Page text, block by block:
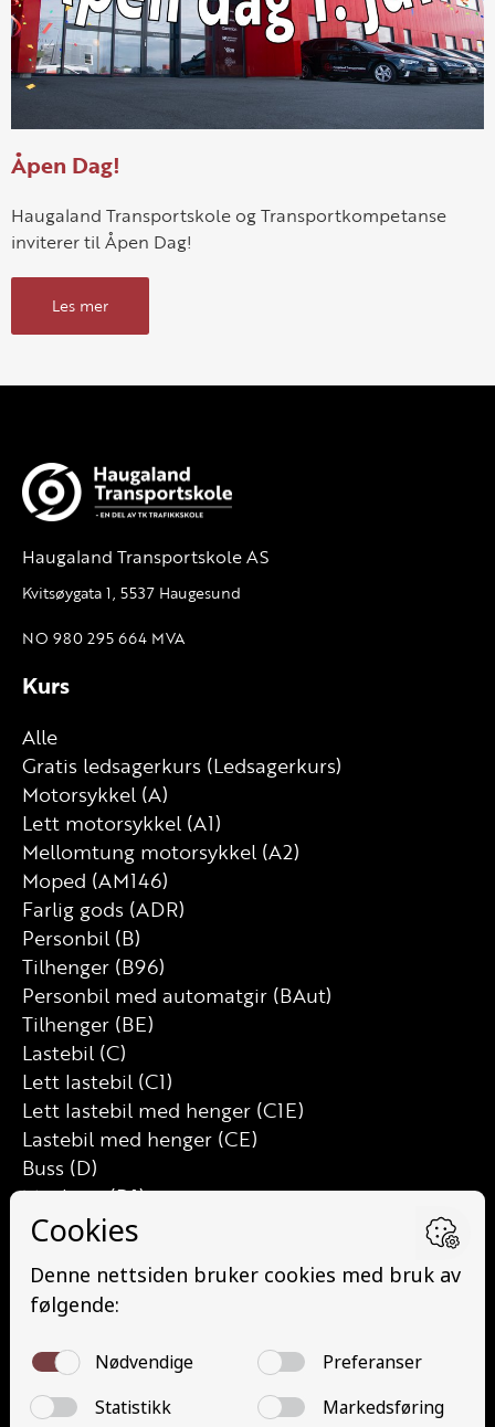
Åpen Dag!
Haugaland Transportskole og Transportkompetanse
inviterer til Åpen Dag!
Les mer
Haugaland Transportskole AS
Kvitsøygata 1, 5537 Haugesund
NO 980 295 664 MVA
Kurs
Alle
Gratis ledsagerkurs (Ledsagerkurs)
Motorsykkel (A)
Lett motorsykkel (A1)
Mellomtung motorsykkel (A2)
Moped (AM146)
Farlig gods (ADR)
Personbil (B)
Tilhenger (B96)
Personbil med automatgir (BAut)
Tilhenger (BE)
Lastebil (C)
Lett lastebil (C1)
Lett lastebil med henger (C1E)
Lastebil med henger (CE)
Buss (D)
Minibuss (D1)
Minibuss med henger (D1E)
Traktor (T)
Traktor (T141 og T148)
Trafikalt grunnkurs (TG)
Gods (YDG – YSK)